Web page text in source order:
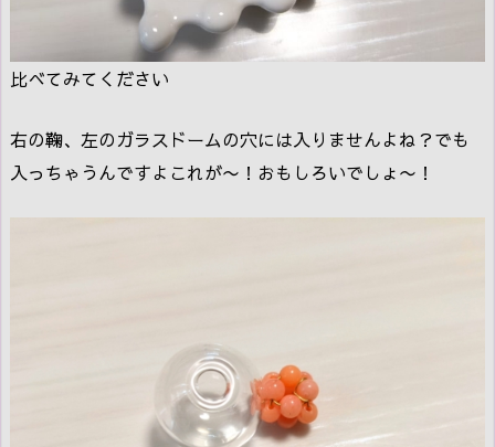
比べてみてください
右の鞠、左のガラスドームの穴には入りませんよね？でも
入っちゃうんですよこれが〜！おもしろいでしょ〜！